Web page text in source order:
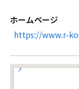
ホームページ
https://www.r-